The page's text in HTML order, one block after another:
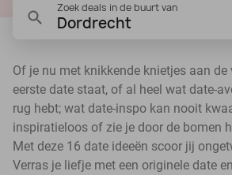
Zoek deals in de buurt van
Dordrecht
Of je nu met knikkende knietjes aan
eerste date staat, of al heel wat date-
rug hebt; wat date-inspo kan nooit
inspiratieloos of zie je door de bomen
Met deze 16 date ideeën scoor jij
Verras je liefje met een originele date